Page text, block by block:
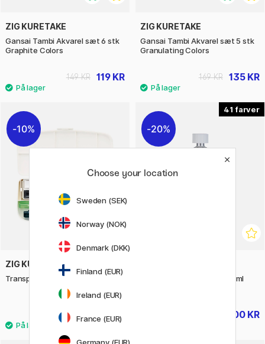
ZIG KURETAKE
Gansai Tambi Akvarel sæt 6 stk
Graphite Colors
119 KR
149 KR
ZIG KURETAKE
Gansai Tambi Akvarel sæt 5 stk
Granulating Colors
135 KR
169 KR
10%
ZIG KURETAKE
Transparent Akvarel sæt x 14
242 KR
269 KR
41
20%
Horadam Aquarell Tube 15ml
100 KR
Choose your location
Sweden (SEK)
Norway (NOK)
Denmark (DKK)
Finland (EUR)
Ireland (EUR)
France (EUR)